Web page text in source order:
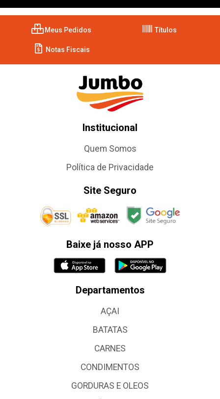
Meus Pedidos Títulos
Notas Fiscais
Institucional
Quem Somos
Política de Privacidade
Site Seguro
Baixe já nosso APP
Departamentos
AÇAI
BATATAS
CARNES
CONDIMENTOS
GORDURAS E OLEOS